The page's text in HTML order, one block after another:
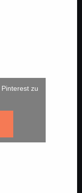
zu